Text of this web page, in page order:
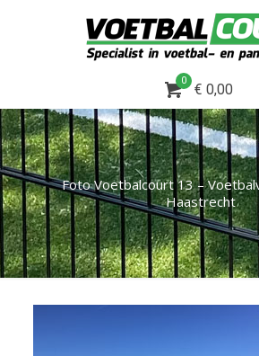
0
€ 0,00
Foto Voetbalcourt 13 –
Haastrecht